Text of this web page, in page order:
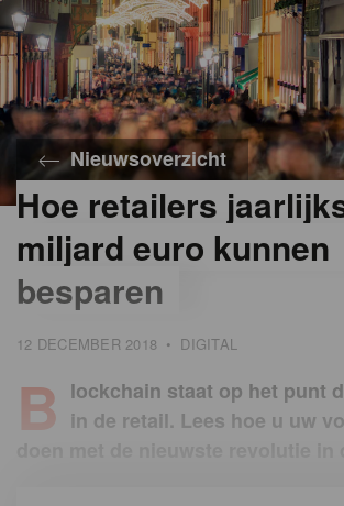
Nieuwsoverzicht
Hoe retailers
miljard euro kunnen
besparen
12 DECEMBER 2018 • DIGITAL
B lockchain staat op het punt
in de retail. Lees hoe u uw